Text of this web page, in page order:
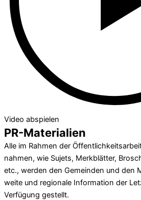
Video abspielen
PR-Materialien
Alle im Rahmen der
nahmen, wie Sujets, Merkblätter,
etc., werden den Gemeinden und den
weite und regionale Information der
Verfügung gestellt.